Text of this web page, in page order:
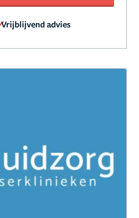
Vrijblijvend advies